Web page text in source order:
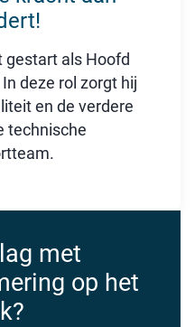
gestart als Hoofd
deze rol zorgt hij
en de verdere
technische
met
op het